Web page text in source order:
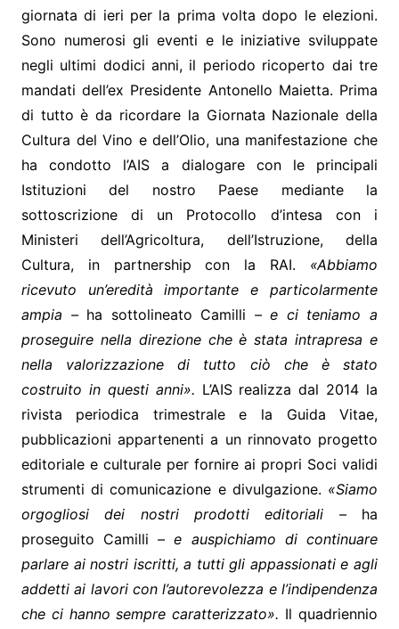
giornata di ieri per la prima volta dopo le elezioni.
Sono numerosi gli eventi e le iniziative sviluppate
negli ultimi dodici anni, il periodo ricoperto dai tre
mandati dell’ex Presidente Antonello Maietta. Prima
di tutto è da ricordare la Giornata Nazionale della
Cultura del Vino e dell’Olio, una manifestazione che
ha condotto l’AIS a dialogare con le principali
Istituzioni del nostro Paese mediante la
sottoscrizione di un Protocollo d’intesa con i
Ministeri dell’Agricoltura, dell’Istruzione, della
Cultura, in partnership con la RAI. «Abbiamo
ricevuto un’eredità importante e particolarmente
ampia – ha sottolineato Camilli – e ci teniamo a
proseguire nella direzione che è stata intrapresa e
nella valorizzazione di tutto ciò che è stato
costruito in questi anni». L’AIS realizza dal 2014 la
rivista periodica trimestrale e la Guida Vitae,
pubblicazioni appartenenti a un rinnovato progetto
editoriale e culturale per fornire ai propri Soci validi
strumenti di comunicazione e divulgazione. «Siamo
orgogliosi dei nostri prodotti editoriali – ha
proseguito Camilli– e auspichiamo di continuare
parlare ai nostri iscritti, a tutti gli appassionati e agli
addetti ai lavori con l’autorevolezza e l’indipendenza
che ci hanno sempre caratterizzato». Il quadriennio